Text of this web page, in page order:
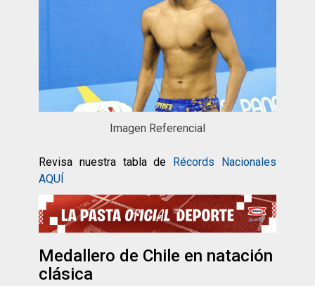
Imagen Referencial
Revisa nuestra tabla de
Récords Nacionales
AQUÍ
Medallero de Chile en natación
clásica